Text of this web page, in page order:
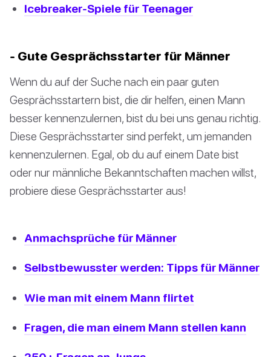
Icebreaker-Spiele für Teenager
- Gute Gesprächsstarter für Männer
Wenn du auf der Suche nach ein paar guten
Gesprächsstartern bist, die dir helfen, einen Mann
besser kennenzulernen, bist du bei uns genau richtig.
Diese Gesprächsstarter sind perfekt, um jemanden
kennenzulernen. Egal, ob du auf einem Date bist
oder nur männliche Bekanntschaften machen willst,
probiere diese Gesprächsstarter aus!
Anmachsprüche für Männer
Selbstbewusster werden: Tipps für Männer
Wie man mit einem Mann flirtet
Fragen, die man einem Mann stellen kann